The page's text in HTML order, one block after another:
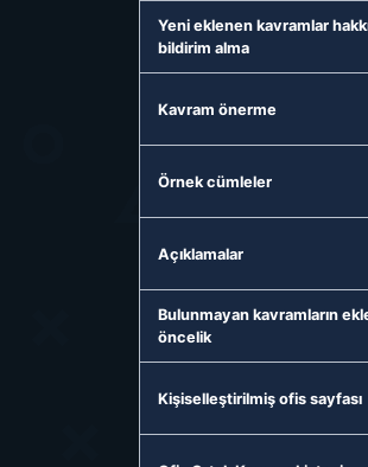
Yeni eklenen kavramlar
bildirim alma
Kavram önerme
Örnek cümleler
Açıklamalar
Bulunmayan kavramların
öncelik
Kişiselleştirilmiş ofis sayfası